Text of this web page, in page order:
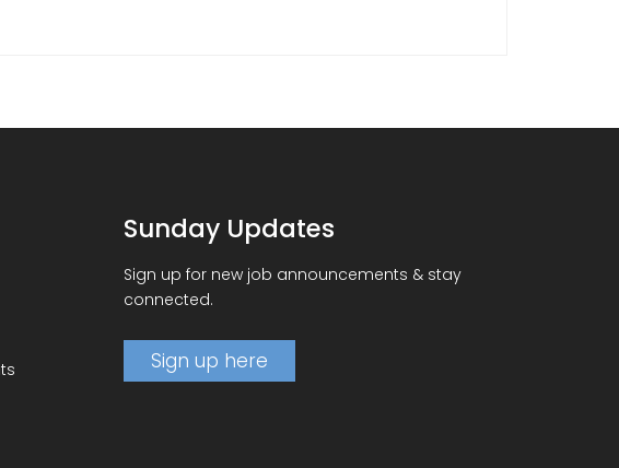
Sunday Updates
Sign up for new job announcements & stay
connected.
Sign up here